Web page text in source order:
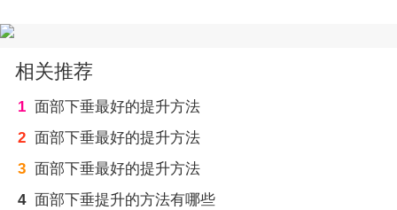
相关推荐
1 面部下垂最好的提升方法
2 面部下垂最好的提升方法
3 面部下垂最好的提升方法
4 面部下垂提升的方法有哪些